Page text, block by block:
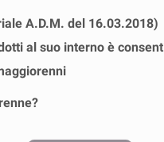
PRONTI SHOT E
A.D.M. del 16.03.2018)
al suo interno è